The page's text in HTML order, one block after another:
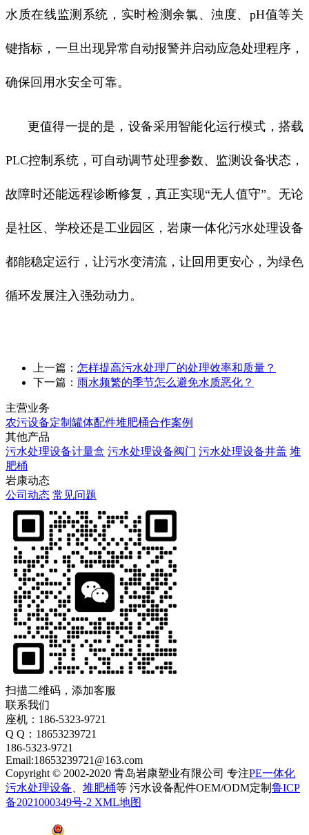
水质在线监测系统，实时检测余氯、浊度、pH值等关
键指标，一旦出现异常自动报警并启动应急处理程序，
确保回用水安全可靠。
更值得一提的是，设备采用智能化运行模式，搭载
PLC控制系统，可自动调节处理参数、监测设备状态，
故障时还能远程诊断修复，真正实现“无人值守”。无论
是社区、学校还是工业园区，岩康一体化污水处理设备
都能稳定运行，让污水变清流，让回用更安心，为绿色
循环发展注入强劲动力。
上一篇： 怎样提高污水处理厂的处理效率和质量？
下一篇： 雨水频繁的季节怎么避免水质恶化？
主营业务
农污设备定制 罐体配件堆肥桶合作案例
其他产品
污水处理设备计量盒 污水处理设备阀门 污水处理设备井盖 堆
肥桶
岩康动态
公司动态 常见问题
扫描二维码，添加客服
联系我们
座机：186-5323-9721
Q Q：18653239721
186-5323-9721
Email:18653239721@163.com
Copyright © 2002-2020 青岛岩康塑业有限公司 专注PE一体化
污水处理设备
堆肥桶等 污水设备配件OEM/ODM定制 鲁ICP
备2021000349号-2 XML地图